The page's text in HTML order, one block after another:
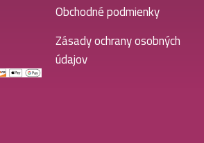
Obchodné podmienky
Zásady ochrany osobných
údajov